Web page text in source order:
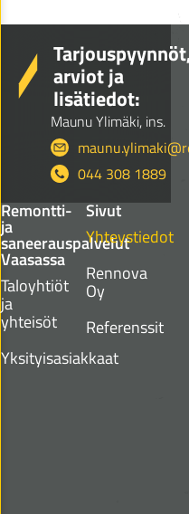
arviot ja
lisätiedot:
Maunu Ylimäki, ins.
044 308 1889
Remontti-
ja
saneerauspalvelut
Vaasassa
Taloyhtiöt
ja
yhteisöt
Yksityisasiakkaat
Sivut
Yhteystiedot
Rennova
Oy
Referenssit